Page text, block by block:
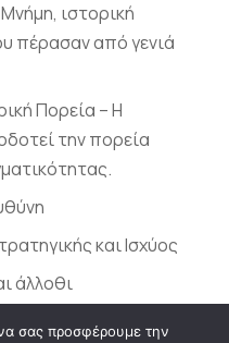
ιστορική
πέρασαν από γενιά
Πορεία – Η
την πορεία
και Ισχύος
άλλοθι
σας προσφέρουμε την